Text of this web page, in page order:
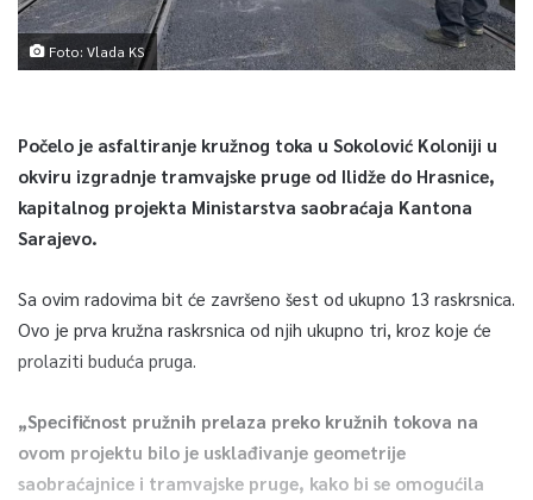
Foto: Vlada KS
Počelo je asfaltiranje kružnog toka u Sokolović Koloniji u
okviru izgradnje tramvajske pruge od Ilidže do Hrasnice,
kapitalnog projekta Ministarstva saobraćaja Kantona
Sarajevo.
Sa ovim radovima bit će završeno šest od ukupno 13 raskrsnica.
Ovo je prva kružna raskrsnica od njih ukupno tri, kroz koje će
prolaziti buduća pruga.
„Specifičnost pružnih prelaza preko kružnih tokova na
ovom projektu bilo je usklađivanje geometrije
saobraćajnice i tramvajske pruge, kako bi se omogućila